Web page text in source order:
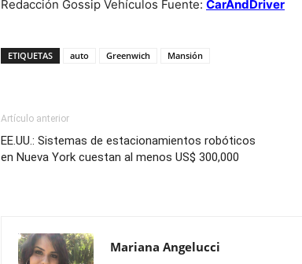
Redacción Gossip Vehículos Fuente: CarAndDriver
ETIQUETAS auto Greenwich Mansión
Artículo anterior
EE.UU.: Sistemas de estacionamientos robóticos
en Nueva York cuestan al menos US$ 300,000
Mariana Angelucci